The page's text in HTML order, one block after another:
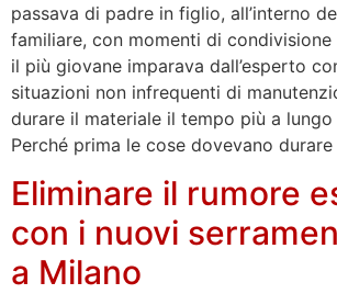
passava di padre in figlio, all’interno
familiare, con momenti di
il più giovane imparava dall’esperto
situazioni non infrequenti di
durare il materiale il tempo più a lungo
Perché prima le cose dovevano
Eliminare il rumore
con i nuovi
a Milano